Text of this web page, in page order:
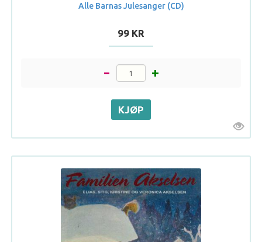
Alle Barnas Julesanger (CD)
99 KR